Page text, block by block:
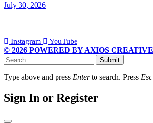
July 30, 2026
Instagram
YouTube
© 2026 POWERED BY AXIOS CREATIVE
Submit
Type above and press Enterto search. Press Esc
Sign In or Register